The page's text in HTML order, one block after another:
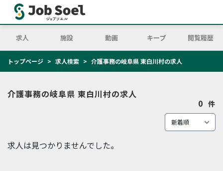
求人 施設 動画 キープ 閲覧履歴
トップページ 求人検索 介護事務の岐阜県 東白川村の求人
介護事務の岐阜県 東白川村の求人
0 件
求人は見つかりませんでした。